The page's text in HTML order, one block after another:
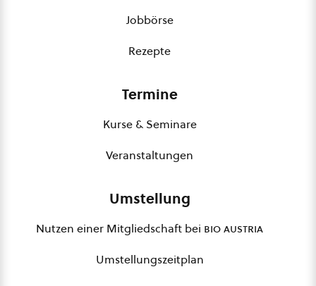
Jobbörse
Rezepte
Termine
Kurse & Seminare
Veranstaltungen
Umstellung
Nutzen einer Mitgliedschaft bei bio austria
Umstellungszeitplan